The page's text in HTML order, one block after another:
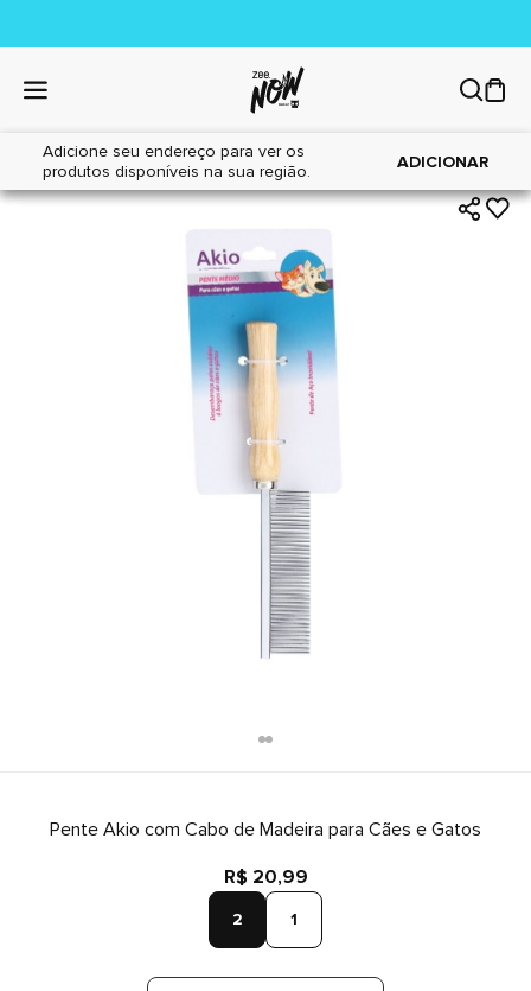
Adicione seu endereço para ver os
produtos disponíveis na sua região.
ADICIONAR
Home|Cães|Higiene
Pente Akio com Cabo de Madeira para Cães e Gatos
R$ 20,99
2 1